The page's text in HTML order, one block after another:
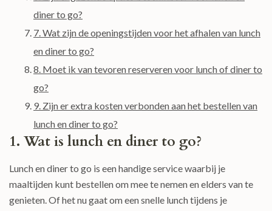
diner to go?
7. Wat zijn de openingstijden voor het afhalen van lunch
en diner to go?
8. Moet ik van tevoren reserveren voor lunch of diner to
go?
9. Zijn er extra kosten verbonden aan het bestellen van
lunch en diner to go?
1. Wat is lunch en diner to go?
Lunch en diner to go is een handige service waarbij je
maaltijden kunt bestellen om mee te nemen en elders van te
genieten. Of het nu gaat om een snelle lunch tijdens je